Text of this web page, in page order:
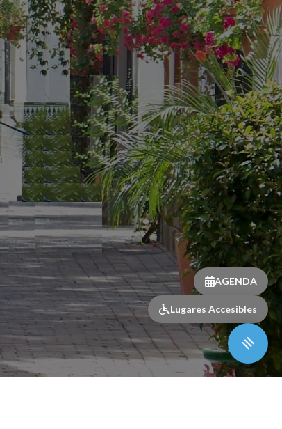
AGENDA
Lugares Accesibles